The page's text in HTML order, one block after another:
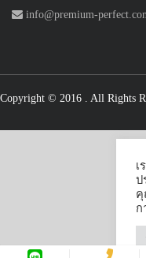
info@premium-
Copyright © 2016 . All Rights
เ
ป
คุ
ก